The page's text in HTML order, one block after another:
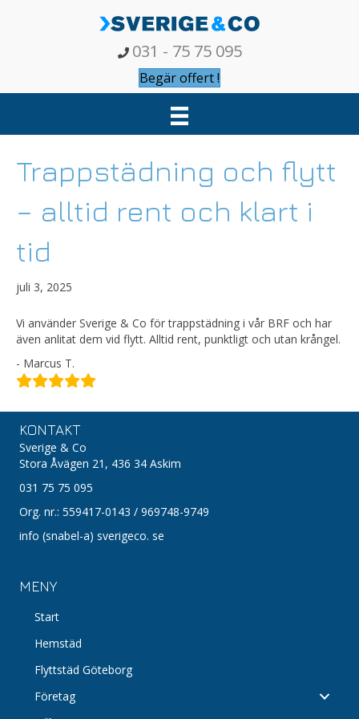
031 - 75 75 095
Begär offert !
Trappstädning och flytt
– alltid rent och klart i
tid
juli 3, 2025
Vi använder Sverige & Co för trappstädning i vår BRF och har
även anlitat dem vid flytt. Alltid rent, punktligt och utan krångel.
- Marcus T.
KONTAKT
Sverige & Co
Stora Åvägen 21, 436 34 Askim
031 75 75 095
Org. nr.: 559417-0143 / 969748-9749
info (snabel-a) sverigeco. se
MENY
Start
Hemstäd
Flyttstäd Göteborg
Företag